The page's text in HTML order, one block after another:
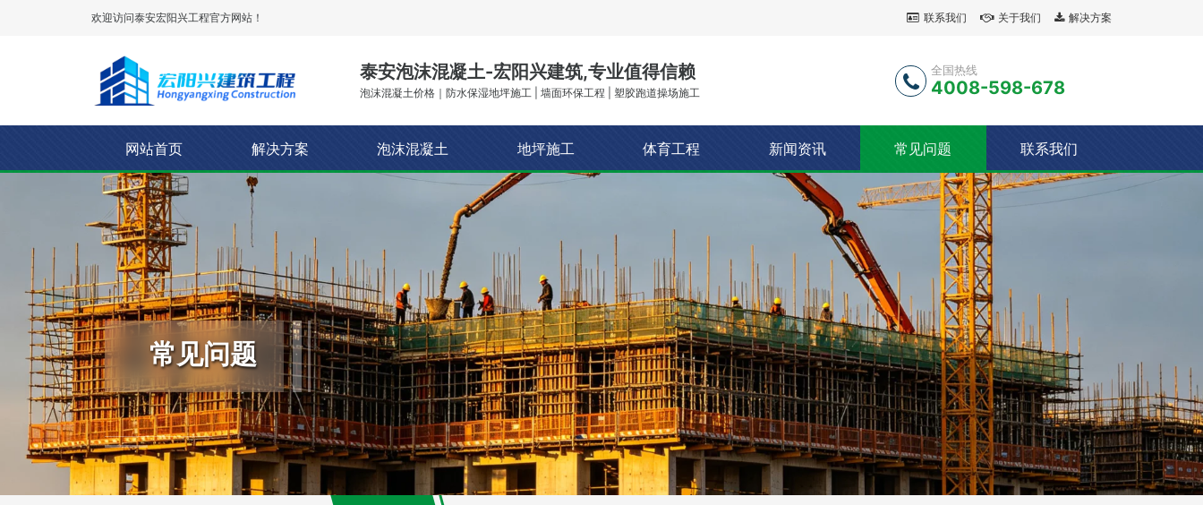
欢迎访问泰安宏阳兴工程官方网站！ 解决方案
关于我们
联系我们
泰安泡沫混凝土-宏阳兴建筑,专业值得信赖
泡沫混凝土价格｜防水保湿地坪施工 | 墙面环保工程 | 塑胶跑道操场施工
全国热线
4008-598-678
网站首页 解决方案 泡沫混凝土 地坪施工 体育工程 新闻资讯 常见问题 联系我们
常见问题